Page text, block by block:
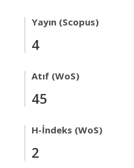
Yayın (Scopus)
4
Atıf (WoS)
45
H-İndeks (WoS)
2